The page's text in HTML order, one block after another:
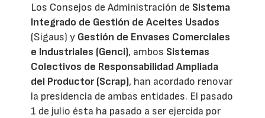
Los Consejos de Administración de Sistema
Integrado de Gestión de Aceites Usados
(Sigaus) y Gestión de Envases Comerciales
e Industriales (Genci), ambos Sistemas
Colectivos de Responsabilidad Ampliada
del Productor (Scrap), han acordado renovar
la presidencia de ambas entidades. El pasado
1 de julio ésta ha pasado a ser ejercida por